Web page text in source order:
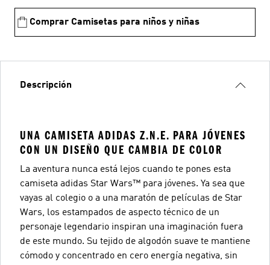
Comprar Camisetas para niños y niñas
Descripción
UNA CAMISETA ADIDAS Z.N.E. PARA JÓVENES
CON UN DISEÑO QUE CAMBIA DE COLOR
La aventura nunca está lejos cuando te pones esta
camiseta adidas Star Wars™ para jóvenes. Ya sea que
vayas al colegio o a una maratón de películas de Star
Wars, los estampados de aspecto técnico de un
personaje legendario inspiran una imaginación fuera
de este mundo. Su tejido de algodón suave te mantiene
cómodo y concentrado en cero energía negativa, sin